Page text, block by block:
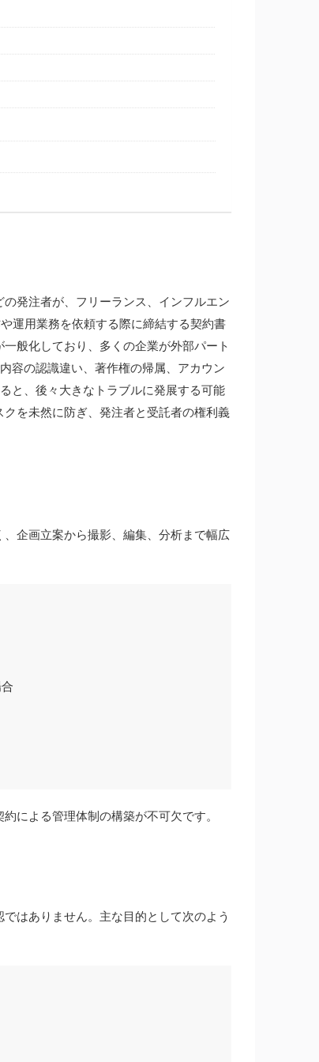
発注者が、フリーランス、インフルエン
運用業務を依頼する際に締結する契約書
般化しており、多くの企業が外部パート
容の認識違い、著作権の帰属、アカウン
と、後々大きなトラブルに発展する可能
を未然に防ぎ、発注者と受託者の権利義
企画立案から撮影、編集、分析まで幅広
による管理体制の構築が不可欠です。
はありません。主な目的として次のよう